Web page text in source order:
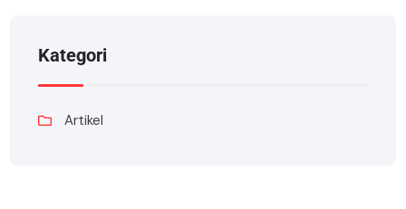
Kategori
Artikel